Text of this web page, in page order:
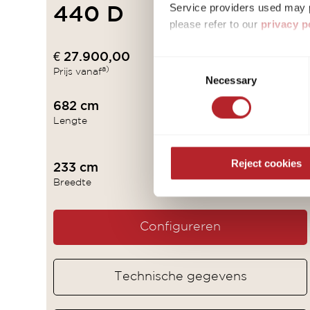
Service providers used may
please refer to our privacy
purposes mentioned.
settings. If you click on
free operation of the site
Necessary
Reject cookies
440 D
€ 27.900,00
Prijs vanafa)
682 cm
Lengte
1.700 kg
Technisch toegestaan
233 cm
Breedte
259 cm
Hoogte
Configureren
Technische gegevens